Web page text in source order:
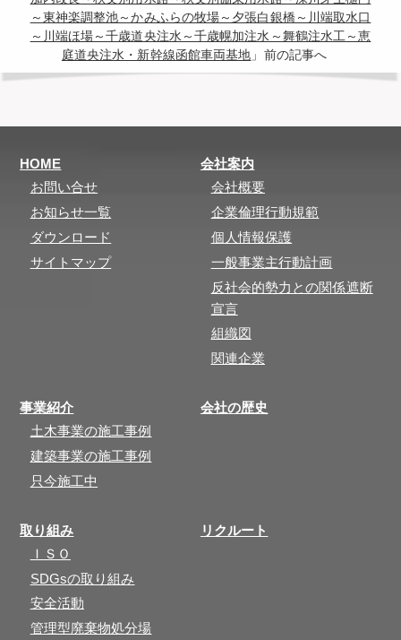
～東神楽調整池～かみふらの牧場～夕張白銀橋～川端取水口
～川端ほ場～千歳道央注水～千歳幌加注水～舞鶴注水工～恵
庭道央注水・新幹線函館車両基地 」前の記事へ
HOME
お問い合せ
お知らせ一覧
ダウンロード
サイトマップ
会社案内
会社概要
企業倫理行動規範
個人情報保護
一般事業主行動計画
反社会的勢力との関係遮断
宣言
組織図
関連企業
事業紹介
土木事業の施工事例
建築事業の施工事例
只今施工中
会社の歴史
取り組み
ＩＳＯ
SDGsの取り組み
安全活動
管理型廃棄物処分場
リクルート